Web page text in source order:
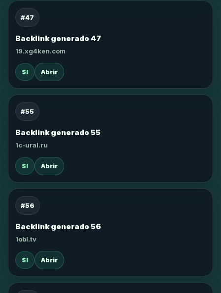
#47
Backlink generado 47
19.xg4ken.com
SI Abrir
#55
Backlink generado 55
1c-ural.ru
SI Abrir
#56
Backlink generado 56
1obl.tv
SI Abrir